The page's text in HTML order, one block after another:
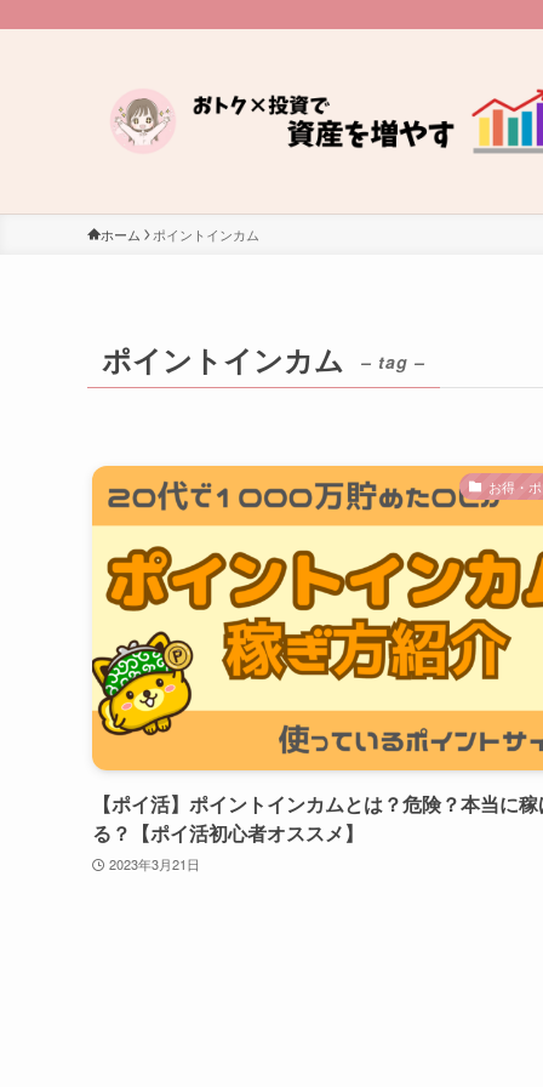
ホーム ポイントインカム
ポイントインカム – tag –
お得・
【ポイ活】ポイントインカムとは？危険？本当に
る？【ポイ活初心者オススメ】
2023年3月21日